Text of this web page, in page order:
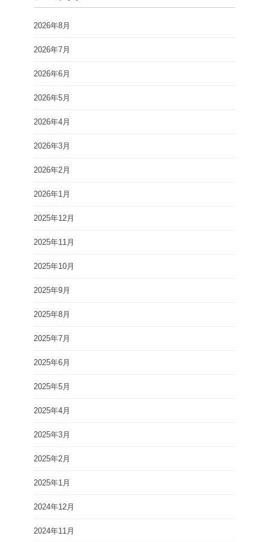
2026年8月
2026年7月
2026年6月
2026年5月
2026年4月
2026年3月
2026年2月
2026年1月
2025年12月
2025年11月
2025年10月
2025年9月
2025年8月
2025年7月
2025年6月
2025年5月
2025年4月
2025年3月
2025年2月
2025年1月
2024年12月
2024年11月